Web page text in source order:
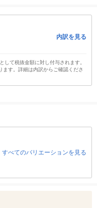
内訳を見る
して税抜金額に対し付与されます。
す。詳細は内訳からご確認くださ
すべてのバリエーションを見る